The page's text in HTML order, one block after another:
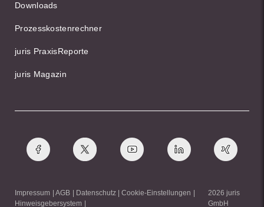
Downloads
Prozesskostenrechner
juris PraxisReporte
juris Magazin
Impressum AGB Datenschutz
Cookie-Einstellungen
Hinweisgebersystem
2026 juris
GmbH